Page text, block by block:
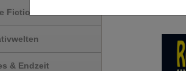
Fiction
& Endzeit